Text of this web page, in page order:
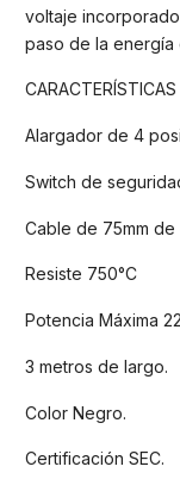
voltaje
paso de la energía
CARACTERÍSTICAS
Alargador de 4
Switch de
Cable de 75mm de
Resiste 750°C
Potencia Máxima
3 metros de largo.
Color Negro.
Certificación SEC.